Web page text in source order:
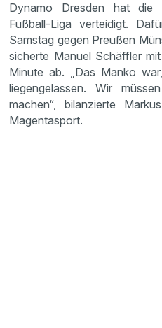
Dynamo Dresden hat die
Fußball-Liga verteidigt.
Samstag gegen Preußen
sicherte Manuel Schäffler
Minute ab. „Das Manko
liegengelassen. Wir
machen“, bilanzierte
Magentasport.